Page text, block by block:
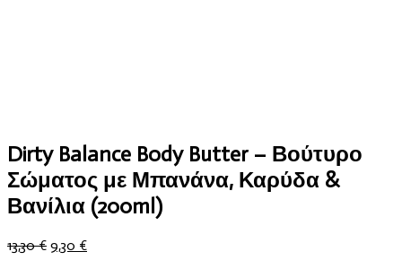
Dirty Balance Body Butter – Βούτυρο
Σώματος με Μπανάνα, Καρύδα &
Βανίλια (200ml)
13,30€ Original
9,30 €Η